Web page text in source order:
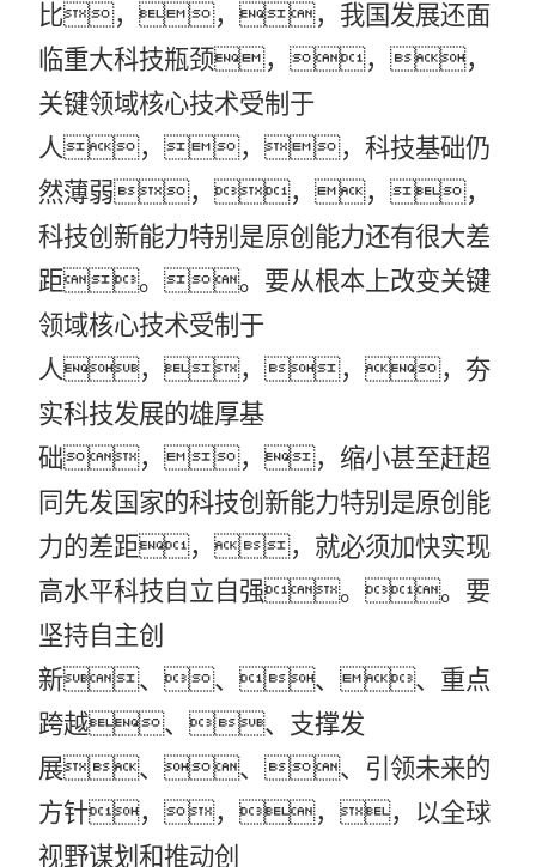
比，，，我国发展还面
临重大科技瓶颈，，，
关键领域核心技术受制于
人，，，科技基础仍
然薄弱，，，，
科技创新能力特别是原创能力还有很大差
距。。要从根本上改变关键
领域核心技术受制于
人，，，，夯
实科技发展的雄厚基
础，，，缩小甚至赶超
同先发国家的科技创新能力特别是原创能
力的差距，，就必须加快实现
高水平科技自立自强。。要
坚持自主创
新、、、、重点
跨越、、支撑发
展、、、引领未来的
方针，，，，以全球
视野谋划和推动创